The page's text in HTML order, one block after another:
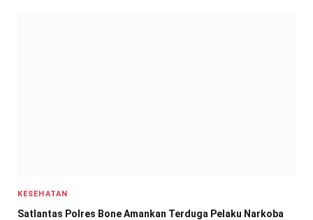
KESEHATAN
Satlantas Polres Bone Amankan Terduga Pelaku Narkoba